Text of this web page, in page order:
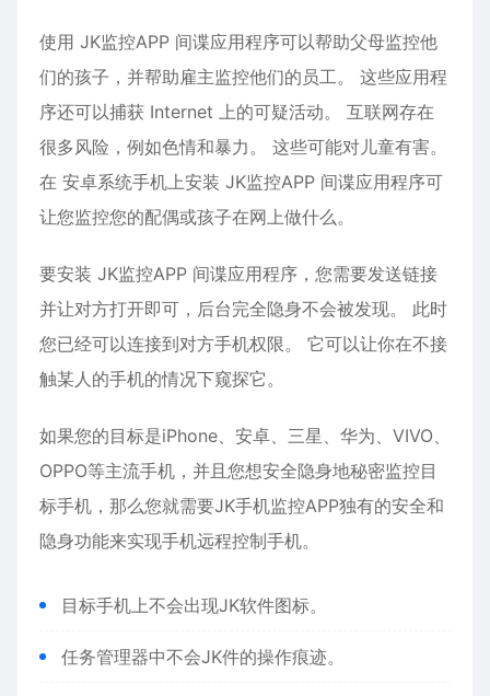
使用 JK监控APP 间谍应用程序可以帮助父母监控他
们的孩子，并帮助雇主监控他们的员工。 这些应用程
序还可以捕获 Internet 上的可疑活动。 互联网存在
很多风险，例如色情和暴力。 这些可能对儿童有害。
在 安卓系统手机上安装 JK监控APP 间谍应用程序可
让您监控您的配偶或孩子在网上做什么。
要安装 JK监控APP 间谍应用程序，您需要发送链接
并让对方打开即可，后台完全隐身不会被发现。 此时
您已经可以连接到对方手机权限。 它可以让你在不接
触某人的手机的情况下窥探它。
如果您的目标是iPhone、 安卓、三星、华为、VIVO、
OPPO等主流手机，并且您想安全隐身地秘密监控目
标手机，那么您就需要JK手机监控APP独有的安全和
隐身功能来实现手机远程控制手机。
目标手机上不会出现JK软件图标。
任务管理器中不会JK件的操作痕迹。